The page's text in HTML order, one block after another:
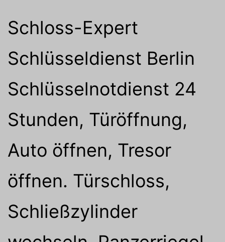
Schloss-Expert
Schlüsseldienst Berlin
Schlüsselnotdienst 24
Stunden, Türöffnung,
Auto öffnen, Tresor
öffnen. Türschloss,
Schließzylinder